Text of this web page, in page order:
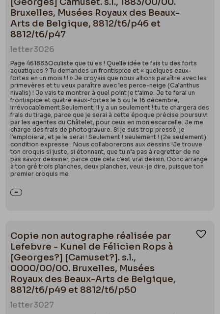
Bruxelles, Musées Royaux des Beaux-
Arts de Belgique, 8812/t6/p46 et
8812/t6/p47
letter3026
Page 461883Oculiste que tu es ! Quelle idée te fais tu des forts
aquatiques ? Tu demandes un frontispice et « quelques eaux-
fortes en un mois !!! » Je croyais que nous allions paraître avec les
primevères et tu veux paraître avec les perce-neige (Calanthus
nivalis) ! Je vais te montrer à quel point je t’aime. Je te ferai un
frontispice et quatre eaux-fortes le 5 ou le 16 décembre,
irrévocablement.Seulement, il y a un seulement ! tu te chargera des
frais du tirage, parce que je serai à cette époque précise poursuivi
par les agentes du Châtelet, pour ceux en mon escarcelle. Je me
charge des frais de photogravure. Si je suis trop pressé, je
l’emploierai, et je le serai ! Seulement ! seulement ! (2e seulement)
condition expresse : Nous collaborerons aux dessins !Je trouve
ton croquis si juste, si étonnant, que tu n’a pas à regretter de ne
pas savoir dessiner, parce que cela c’est vrai dessin. Donc arrange
à ton gré trois planches, deux planches, veux-je dire, puisque ton
premier croquis me
Copie non autographe réalisée par
Lefebvre - Kunel de Félicien Rops à
[Georges?] [Camuset?]. s.l.,
0000/00/00. Bruxelles, Musées
Royaux des Beaux-Arts de Belgique,
8812/t6/p49 et 8812/t6/p50
letter3027